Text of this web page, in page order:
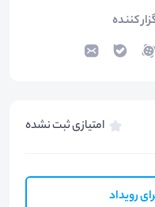
کننده
امتیازی ثبت نشده
رویداد